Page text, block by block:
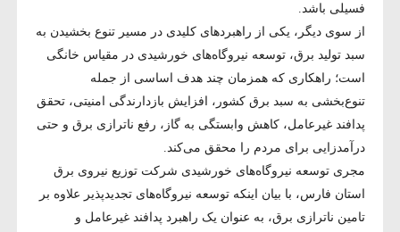
فسیلی باشد.
از سوی دیگر، یکی از راهبرد‌های کلیدی در مسیر تنوع بخشیدن به
سبد تولید برق، توسعه نیروگاه‌های خورشیدی در مقیاس خانگی
است؛ راهکاری که همزمان چند هدف اساسی از جمله
تنوع‌بخشی به سبد برق کشور، افزایش بازدارندگی امنیتی، تحقق
پدافند غیرعامل، کاهش وابستگی به گاز، رفع ناترازی برق و حتی
درآمدزایی برای مردم را محقق می‌کند.
مجری توسعه نیروگاه‌های خورشیدی شرکت توزیع نیروی برق
استان فارس، با بیان اینکه توسعه نیروگاه‌های تجدیدپذیر علاوه بر
تامین ناترازی برق، به عنوان یک راهبرد پدافند غیرعامل و